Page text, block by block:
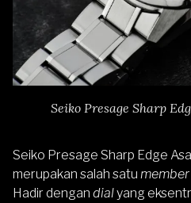
Seiko Presage Sharp
Seiko Presage Sharp Edge
merupakan salah satu member
Hadir dengan dialyang